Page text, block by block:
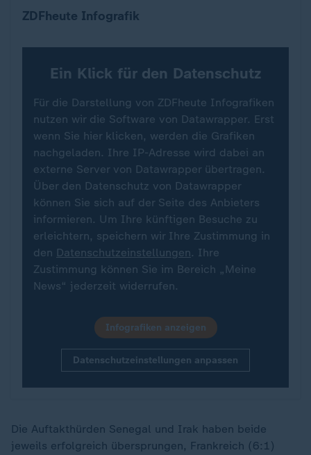
ZDFheute Infografik
Ein Klick für den Datenschutz
Für die Darstellung von ZDFheute Infografiken
nutzen wir die Software von Datawrapper. Erst
wenn Sie hier klicken, werden die Grafiken
nachgeladen. Ihre IP-Adresse wird dabei an
externe Server von Datawrapper übertragen.
Über den Datenschutz von Datawrapper
können Sie sich auf der Seite des Anbieters
informieren. Um Ihre künftigen Besuche zu
erleichtern, speichern wir Ihre Zustimmung in
den Datenschutzeinstellungen. Ihre
Zustimmung können Sie im Bereich „Meine
News“ jederzeit widerrufen.
Infografiken anzeigen
Datenschutzeinstellungen anpassen
Die Auftakthürden Senegal und Irak haben beide
jeweils erfolgreich übersprungen, Frankreich (6:1)